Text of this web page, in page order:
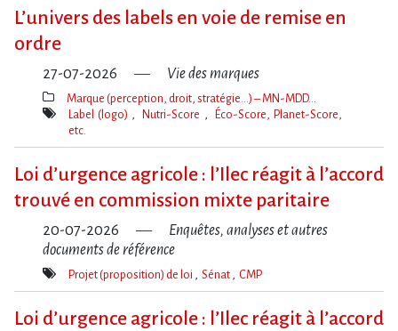
L’univers des labels en voie de remise en
ordre
27-07-2026 Vie des marques
Thèmes(s)
Marque (perception, droit, stratégie…) – MN-MDD…
Mot(s)-
Label (logo) Nutri-Score
Éco-Score, Planet-Score,
etc.
Loi d​‌’urgence agricole : l​‌’Ilec réagit à l​‌’accord
trouvé en commission mixte paritaire
20-07-2026
Enquêtes, analyses et autres
documents de référence
Mot(s)-
Projet (proposition) de loi Sénat CMP
Loi d​‌’urgence agricole : l​‌’Ilec réagit à l​‌’accord